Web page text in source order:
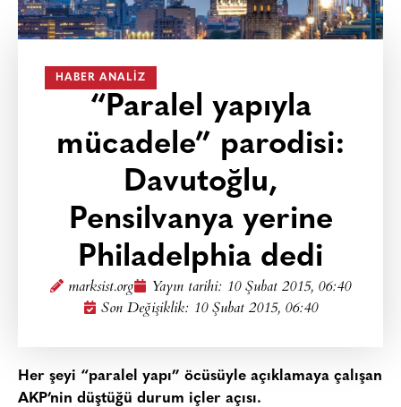
HABER ANALIZ
“Paralel yapıyla
mücadele” parodisi:
Davutoğlu,
Pensilvanya yerine
Philadelphia dedi
marksist.org Yayın tarihi: 10 Şubat 2015, 06:40
Son Değişiklik: 10 Şubat 2015, 06:40
Her şeyi “paralel yapı” öcüsüyle açıklamaya çalışan
AKP’nin düştüğü durum içler açısı.